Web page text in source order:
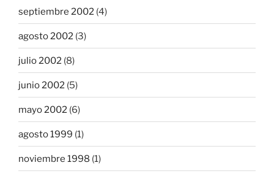
septiembre 2002 (4)
agosto 2002 (3)
julio 2002 (8)
junio 2002 (5)
mayo 2002 (6)
agosto 1999 (1)
noviembre 1998 (1)